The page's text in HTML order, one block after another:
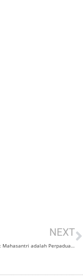
NEXT
Prof. Hepni: Mahasantri adalah Perpaduan Otak Jerman dan Hati Mekkah